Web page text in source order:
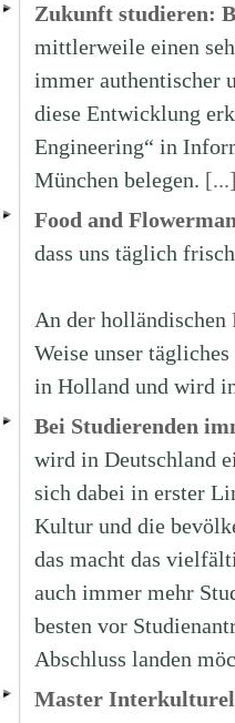
Zukunft studieren:
mittlerweile einen
immer authentischer
diese Entwicklung
Engineering“ in
München belegen.
Food and
dass uns täglich
An der holländischen
Weise unser
in Holland und wird
Bei Studierenden
wird in Deutschland
sich dabei in erster
Kultur und die
das macht das
auch immer mehr
besten vor
Abschluss landen
Master